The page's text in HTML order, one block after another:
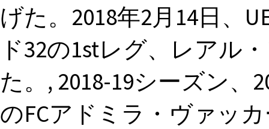
げた。2018年2月14日、
ド32の1stレグ、レアル
た。, 2018-19シーズン、
のFCアドミラ・ヴァッ